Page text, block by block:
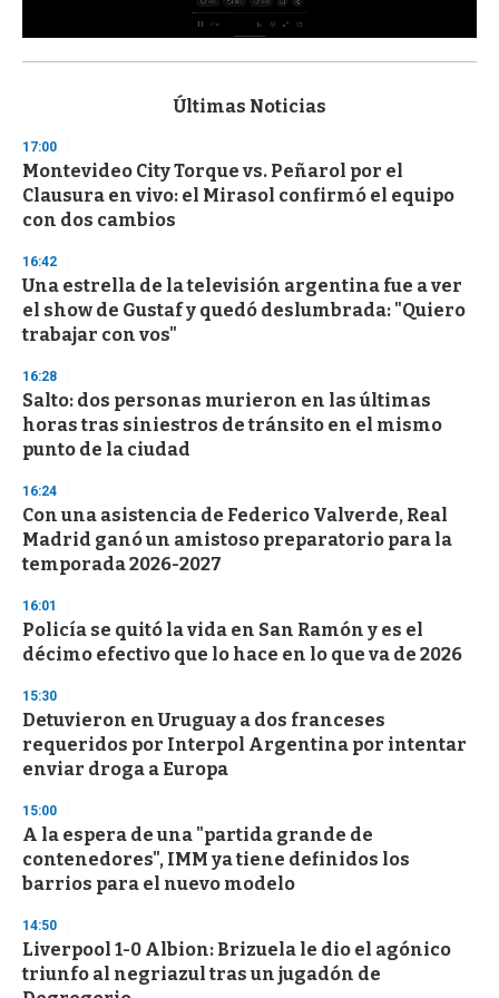
s
d
s
o
f
3
s
e
c
o
n
s
Últimas Noticias
17:00
Montevideo City Torque vs. Peñarol por el
Clausura en vivo: el Mirasol confirmó el equipo
con dos cambios
16:42
Una estrella de la televisión argentina fue a ver
el show de Gustaf y quedó deslumbrada: "Quiero
trabajar con vos"
16:28
Salto: dos personas murieron en las últimas
horas tras siniestros de tránsito en el mismo
punto de la ciudad
16:24
Con una asistencia de Federico Valverde, Real
Madrid ganó un amistoso preparatorio para la
temporada 2026-2027
16:01
Policía se quitó la vida en San Ramón y es el
décimo efectivo que lo hace en lo que va de 2026
15:30
Detuvieron en Uruguay a dos franceses
requeridos por Interpol Argentina por intentar
enviar droga a Europa
15:00
A la espera de una "partida grande de
contenedores", IMM ya tiene definidos los
barrios para el nuevo modelo
14:50
Liverpool 1-0 Albion: Brizuela le dio el agónico
triunfo al negriazul tras un jugadón de